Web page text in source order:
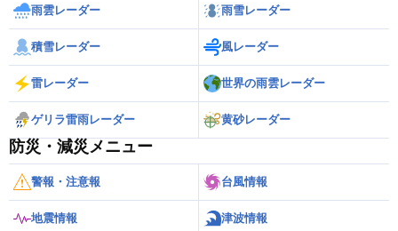
雨雲レーダー 雨雪レーダー
積雪レーダー 風レーダー
雷レーダー 世界の雨雲レーダー
ゲリラ雷雨レーダー 黄砂レーダー
防災・減災メニュー
警報・注意報 台風情報
地震情報 津波情報